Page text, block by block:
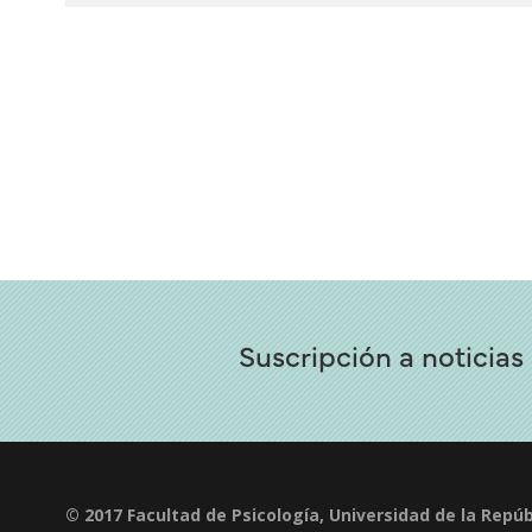
Suscripción a noticias
© 2017 Facultad de Psicología, Universidad de la